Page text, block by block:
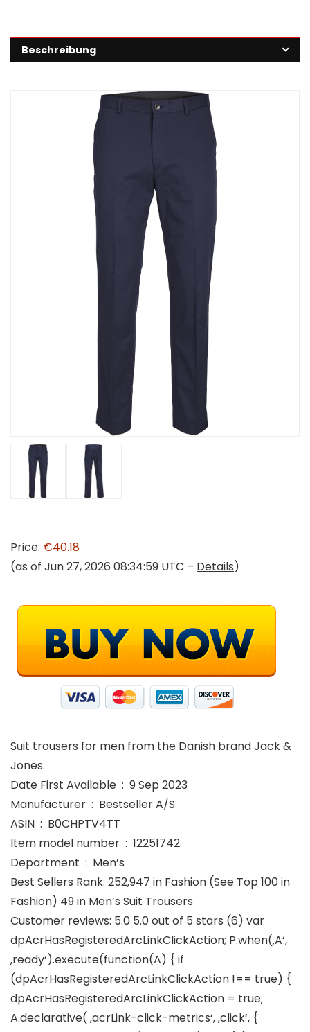
Beschreibung
Price: €40.18
(as of Jun 27, 2026 08:34:59 UTC – Details)
Suit trousers for men from the Danish brand Jack &
Jones.
Date First Available ‏ : ‎ 9 Sep 2023
Manufacturer ‏ : ‎ Bestseller A/S
ASIN ‏ : ‎ B0CHPTV4TT
Item model number ‏ : ‎ 12251742
Department ‏ : ‎ Men’s
Best Sellers Rank: 252,947 in Fashion (See Top 100 in
Fashion) 49 in Men’s Suit Trousers
Customer reviews: 5.0 5.0 out of 5 stars (6) var
dpAcrHasRegisteredArcLinkClickAction; P.when(‚A‘,
‚ready‘).execute(function(A) { if
(dpAcrHasRegisteredArcLinkClickAction !== true) {
dpAcrHasRegisteredArcLinkClickAction = true;
A.declarative( ‚acrLink-click-metrics‘, ‚click‘, {